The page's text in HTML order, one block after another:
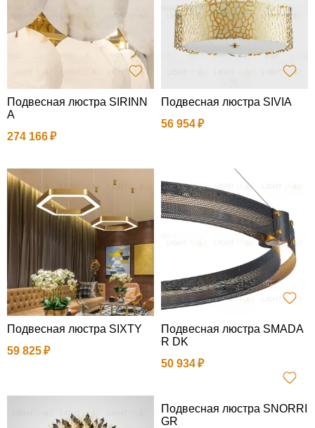
Подвесная люстра SIRINN
A
274 166
Подвесная люстра SIVIA
56 954
Подвесная люстра SIXTY
59 825
Подвесная люстра SMADA
R DK
50 934
Подвесная люстра SNORRI
GR